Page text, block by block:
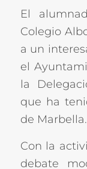
El
Colegio
a un
el
la
que ha
de Marbella.
Con la
debate